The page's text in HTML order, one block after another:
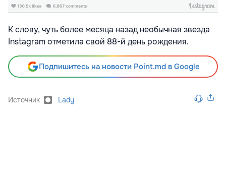
К слову, чуть более месяца назад необычная звезда
Instagram отметила свой 88-й день рождения.
Подпишитесь на новости Point.md в Google
Источник Lady